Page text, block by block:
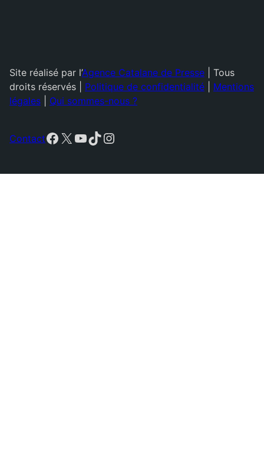
Site réalisé par l’Agence Catalane de Presse | Tous
droits réservés | Politique de confidentialité
Mentions
légales
Qui sommes-nous ?
ContactFacebook
X YouTube
TikTok
Instagram